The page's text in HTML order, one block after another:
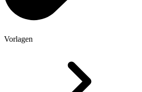
Vorlagen